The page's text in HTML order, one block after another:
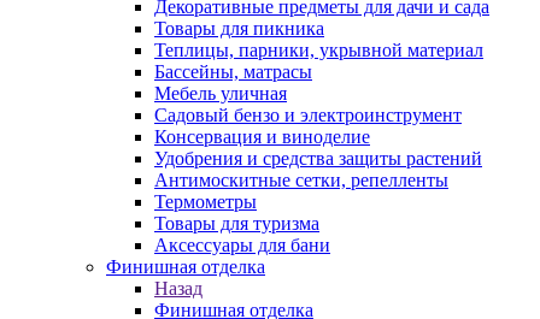
Декоративные предметы для дачи и сада
Товары для пикника
Теплицы, парники, укрывной материал
Бассейны, матрасы
Мебель уличная
Садовый бензо и электроинструмент
Консервация и виноделие
Удобрения и средства защиты растений
Антимоскитные сетки, репелленты
Термометры
Товары для туризма
Аксессуары для бани
Финишная отделка
Назад
Финишная отделка